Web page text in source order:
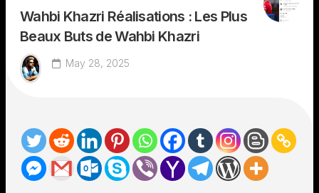
Wahbi Khazri Réalisations : Les Plus
Beaux Buts de Wahbi Khazri
May 28, 2025